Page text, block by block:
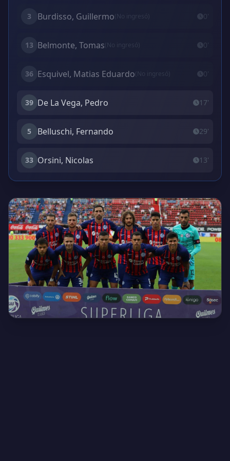
3 Burdisso, Guillermo(No ingresó) 0'
13 Belmonte, Tomas(No ingresó) 0'
36 Esquivel, Matias Eduardo(No ingresó) 0'
39 De La Vega, Pedro 17'
5 Belluschi, Fernando 29'
33 Orsini, Nicolas 13'